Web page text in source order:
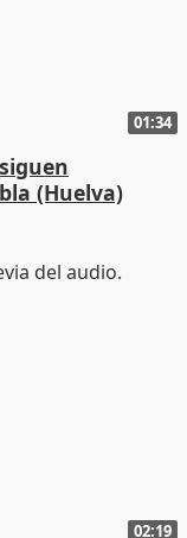
01:34
(Huelva)
02:19